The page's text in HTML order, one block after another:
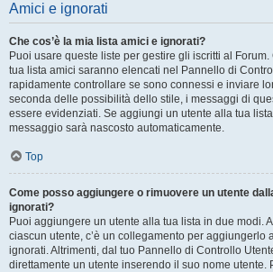
Amici e ignorati
Che cos’è la mia lista amici e ignorati?
Puoi usare queste liste per gestire gli iscritti al
tua lista amici saranno elencati nel Pannello di
rapidamente controllare se sono connessi e inviare
seconda delle possibilità dello stile, i messaggi di
essere evidenziati. Se aggiungi un utente alla tua
messaggio sarà nascosto automaticamente.
Top
Come posso aggiungere o rimuovere un utente
ignorati?
Puoi aggiungere un utente alla tua lista in due modi.
ciascun utente, c’è un collegamento per aggiungerlo
ignorati. Altrimenti, dal tuo Pannello di Controllo
direttamente un utente inserendo il suo nome utente.